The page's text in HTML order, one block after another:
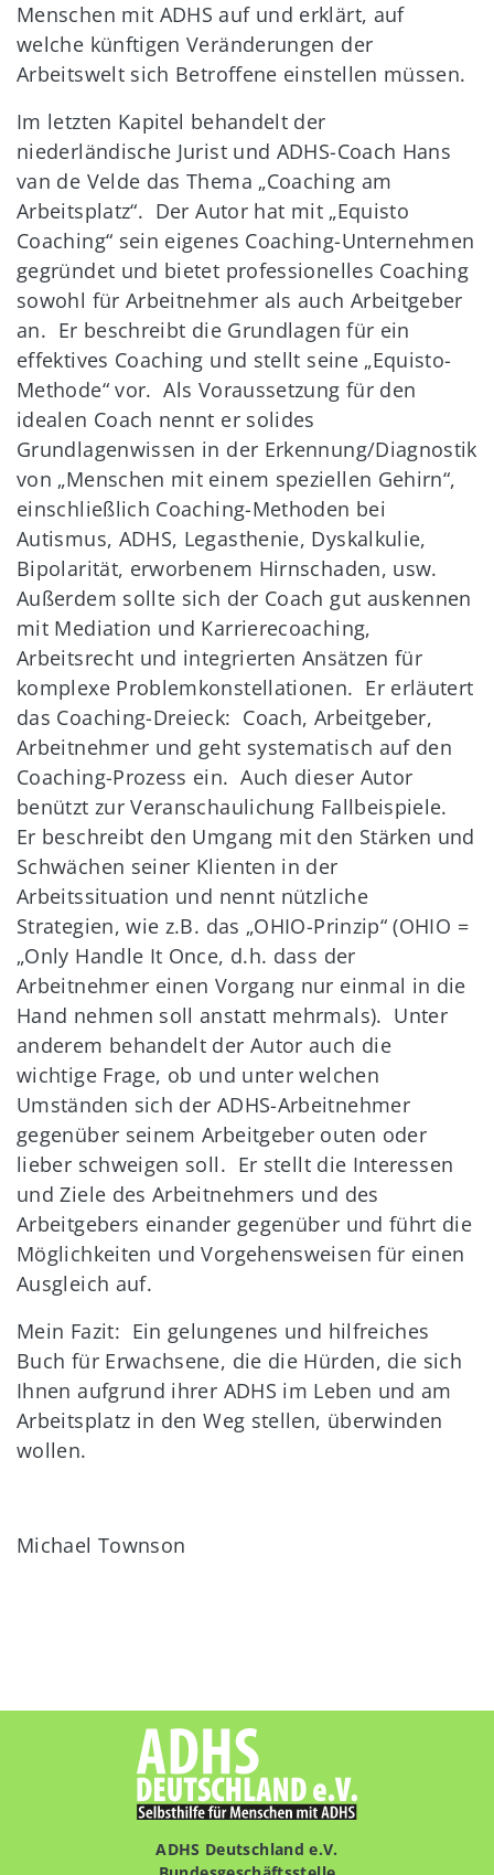
Menschen mit ADHS auf und erklärt, auf
welche künftigen Veränderungen der
Arbeitswelt sich Betroffene einstellen müssen.
Im letzten Kapitel behandelt der
niederländische Jurist und ADHS-Coach Hans
van de Velde das Thema „Coaching am
Arbeitsplatz“. Der Autor hat mit „Equisto
Coaching“ sein eigenes Coaching-Unternehmen
gegründet und bietet professionelles Coaching
sowohl für Arbeitnehmer als auch Arbeitgeber
an. Er beschreibt die Grundlagen für ein
effektives Coaching und stellt seine „Equisto-
Methode“ vor. Als Voraussetzung für den
idealen Coach nennt er solides
Grundlagenwissen in der Erkennung/Diagnostik
von „Menschen mit einem speziellen Gehirn“,
einschließlich Coaching-Methoden bei
Autismus, ADHS, Legasthenie, Dyskalkulie,
Bipolarität, erworbenem Hirnschaden, usw.
Außerdem sollte sich der Coach gut auskennen
mit Mediation und Karrierecoaching,
Arbeitsrecht und integrierten Ansätzen für
komplexe Problemkonstellationen. Er erläutert
das Coaching-Dreieck: Coach, Arbeitgeber,
Arbeitnehmer und geht systematisch auf den
Coaching-Prozess ein. Auch dieser Autor
benützt zur Veranschaulichung Fallbeispiele.
Er beschreibt den Umgang mit den Stärken und
Schwächen seiner Klienten in der
Arbeitssituation und nennt nützliche
Strategien, wie z.B. das „OHIO-Prinzip“ (OHIO =
„Only Handle It Once, d.h. dass der
Arbeitnehmer einen Vorgang nur einmal in die
Hand nehmen soll anstatt mehrmals). Unter
anderem behandelt der Autor auch die
wichtige Frage, ob und unter welchen
Umständen sich der ADHS-Arbeitnehmer
gegenüber seinem Arbeitgeber outen oder
lieber schweigen soll. Er stellt die Interessen
und Ziele des Arbeitnehmers und des
Arbeitgebers einander gegenüber und führt die
Möglichkeiten und Vorgehensweisen für einen
Ausgleich auf.
Mein Fazit: Ein gelungenes und hilfreiches
Buch für Erwachsene, die die Hürden, die sich
Ihnen aufgrund ihrer ADHS im Leben und am
Arbeitsplatz in den Weg stellen, überwinden
wollen.
Michael Townson
ADHS Deutschland e.V.